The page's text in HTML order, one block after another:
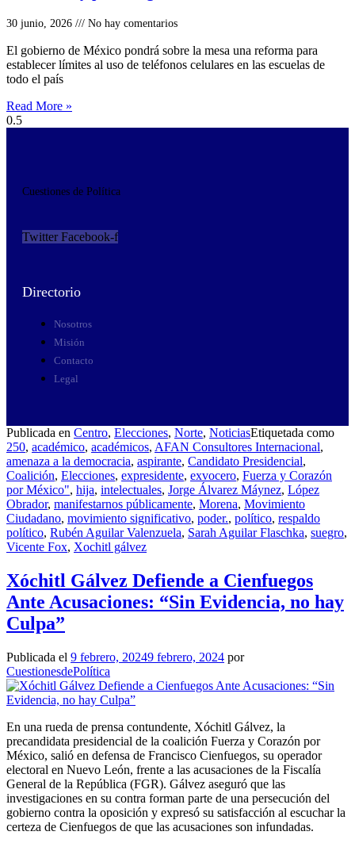
30 junio, 2026 No hay comentarios
El gobierno de México pondrá sobre la mesa una reforma para
establecer límites al uso de teléfonos celulares en las escuelas de
todo el país
Read More »
Cuestiones de Política
Twitter Facebook-f
Directorio
Nosotros
Misión
Contacto
Legal
Publicada en Centro, Elecciones, Norte, NoticiasEtiquetada como
250, académico, académicos, AFAN Consultores Internacional,
amenaza a la democracia, aspirante, Candidato Presidencial,
Coalición, Elecciones, expresidente, exvocero, Fuerza y Corazón
por México", hija, intelectuales, Jorge Álvarez Máynez, López
Obrador, manifestarnos públicamente, Morena, Movimiento
Ciudadano, movimiento significativo, poder., político, respaldo
político, Rubén Aguilar Valenzuela, Sarah Aguilar Flaschka, suegro,
Vicente Fox, Xochitl gálvez
Xóchitl Gálvez Defiende a Cienfuegos
Ante Acusaciones: “Sin Evidencia, no hay
Culpa”
Publicada el 9 febrero, 20249 febrero, 2024 por
CuestionesdePolítica
En una rueda de prensa contundente, Xóchitl Gálvez, la
precandidata presidencial de la coalición Fuerza y Corazón por
México, salió en defensa de Francisco Cienfuegos, su operador
electoral en Nuevo León, frente a las acusaciones de la Fiscalía
General de la República (FGR). Gálvez aseguró que las
investigaciones en su contra forman parte de una persecución del
gobierno contra la oposición y expresó su satisfacción al escuchar la
certeza de Cienfuegos de que las acusaciones son infundadas.